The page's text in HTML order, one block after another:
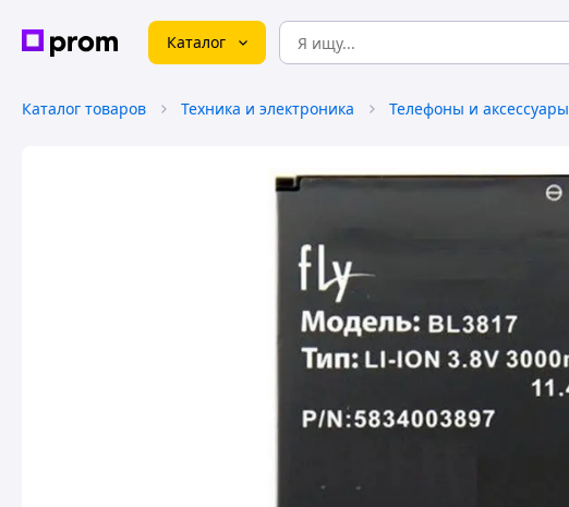
Каталог
Каталог товаров Техника и электроника Телефоны и аксессуары